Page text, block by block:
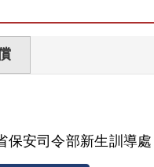
安司令部新生訓導處